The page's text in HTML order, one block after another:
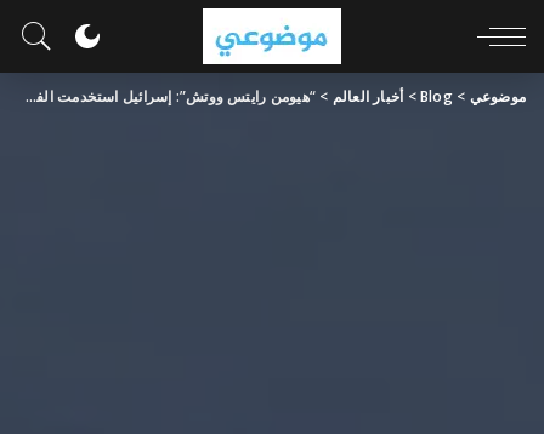
موضوعي >
Blog
> أخبار العالم >“هيومن رايتس ووتش”: إسرائيل استخدمت الفوسفور الأبيض في 17 بلدة بجنوب لبنان